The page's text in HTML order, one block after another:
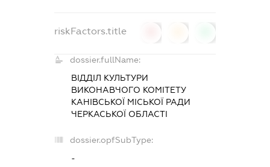
riskFactors.title
dossier.fullName:
ВІДДІЛ КУЛЬТУРИ
ВИКОНАВЧОГО КОМІТЕТУ
КАНІВСЬКОЇ МІСЬКОЇ РАДИ
ЧЕРКАСЬКОЇ ОБЛАСТІ
dossier.opfSubType:
-